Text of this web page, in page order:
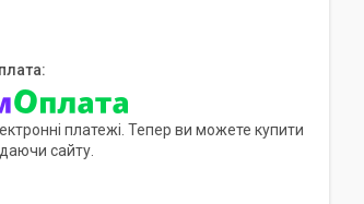
платежі. Тепер ви можете купити
сайту.